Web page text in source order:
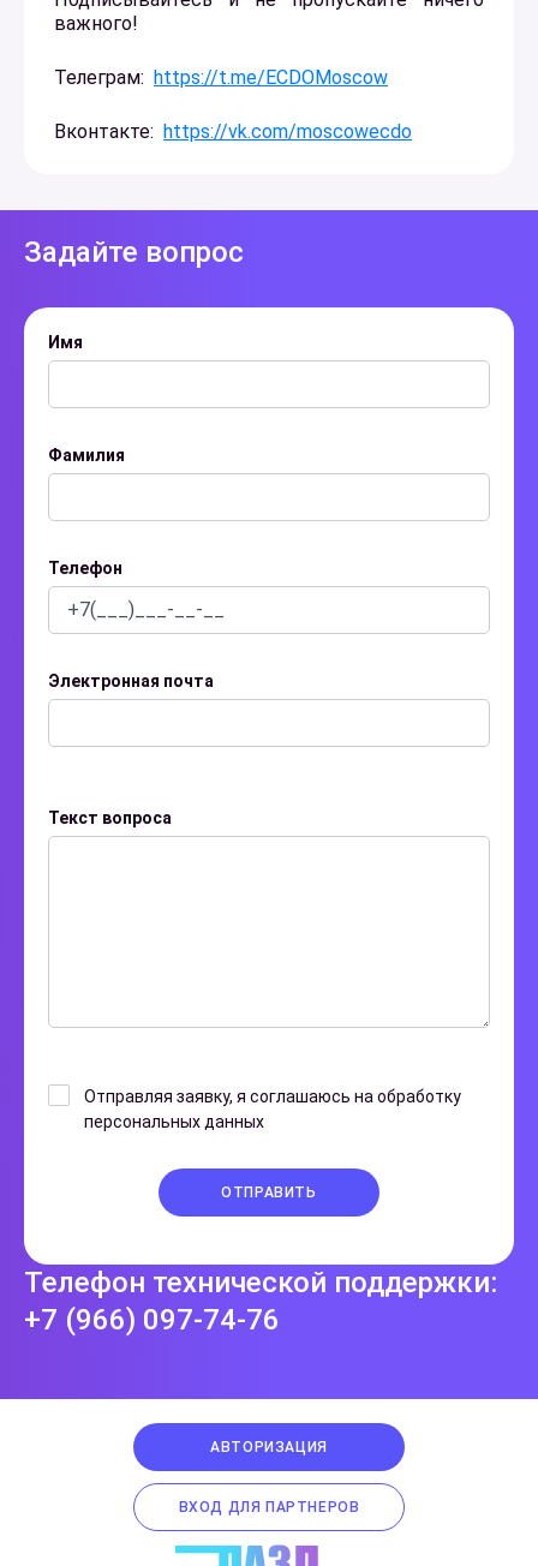
важного!
Телеграм: https://t.me/ECDOMoscow
Вконтакте: https://vk.com/moscowecdo
Задайте вопрос
Имя
Фамилия
Телефон
Электронная почта
Текст вопроса
Отправляя заявку, я соглашаюсь на обработку
персональных данных
ОТПРАВИТЬ
Телефон технической поддержки:
+7 (966) 097-74-76
АВТОРИЗАЦИЯ
ВХОД ДЛЯ ПАРТНЕРОВ